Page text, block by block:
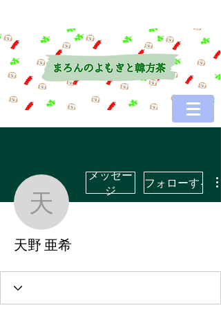
天野 亜希
メッセー
ジ
フォローする
天野 亜希